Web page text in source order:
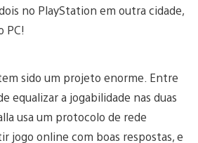
no PlayStation em outra cidade,
PC!
sido um projeto enorme. Entre
equalizar a jogabilidade nas duas
usa um protocolo de rede
jogo online com boas respostas, e